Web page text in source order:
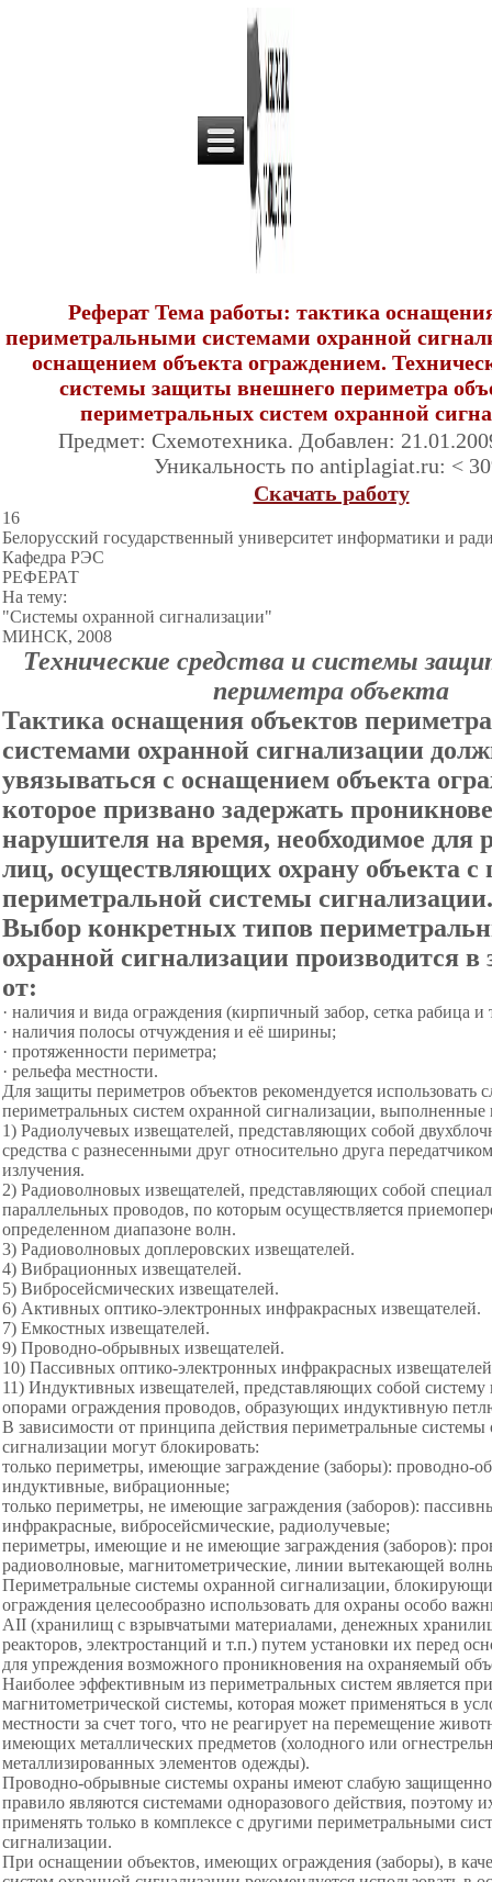
Реферат Тема работы: тактика
периметральными системами охранной
оснащением объекта ограждением.
системы защиты внешнего периметра
периметральных систем охранной
Предмет: Схемотехника. Добавлен:
Уникальность по antiplagiat.ru: <
Скачать работу
16
Белорусский государственный университет информатики и
Кафедра РЭС
РЕФЕРАТ
На тему:
"Системы охранной сигнализации"
МИНСК, 2008
Технические средства и системы
периметра объекта
Тактика оснащения объектов
системами охранной сигнализации
увязываться с оснащением объекта
которое призвано задержать
нарушителя на время, необходимое для
лиц, осуществляющих охрану объекта
периметральной системы сигнализации.
Выбор конкретных типов
охранной сигнализации производится в
от:
· наличия и вида ограждения (кирпичный забор, сетка рабица и
· наличия полосы отчуждения и её ширины;
· протяженности периметра;
· рельефа местности.
Для защиты периметров объектов рекомендуется
периметральных систем охранной сигнализации, выполненные
1) Радиолучевых извещателей, представляющих собой
средства с разнесенными друг относительно друга
излучения.
2) Радиоволновых извещателей, представляющих собой
параллельных проводов, по которым осуществляется
определенном диапазоне волн.
3) Радиоволновых доплеровских извещателей.
4) Вибрационных извещателей.
5) Вибросейсмических извещателей.
6) Активных оптико-электронных инфракрасных извещателей.
7) Емкостных извещателей.
9) Проводно-обрывных извещателей.
10) Пассивных оптико-электронных инфракрасных
11) Индуктивных извещателей, представляющих собой
опорами ограждения проводов, образующих индуктивную
В зависимости от принципа действия периметральные системы
сигнализации могут блокировать:
только периметры, имеющие заграждение (заборы): проводно-
индуктивные, вибрационные;
только периметры, не имеющие заграждения (заборов):
инфракрасные, вибросейсмические, радиолучевые;
периметры, имеющие и не имеющие заграждения (заборов):
радиоволновые, магнитометрические, линии вытекающей
Периметральные системы охранной сигнализации,
ограждения целесообразно использовать для охраны особо
АII (хранилищ с взрывчатыми материалами, денежных
реакторов, электростанций и т.п.) путем установки их перед
для упреждения возможного проникновения на охраняемый
Наиболее эффективным из периметральных систем является
магнитометрической системы, которая может применяться в
местности за счет того, что не реагирует на перемещение
имеющих металлических предметов (холодного или
металлизированных элементов одежды).
Проводно-обрывные системы охраны имеют слабую
правило являются системами одноразового действия, поэтому
применять только в комплексе с другими периметральными
сигнализации.
При оснащении объектов, имеющих ограждения (заборы), в